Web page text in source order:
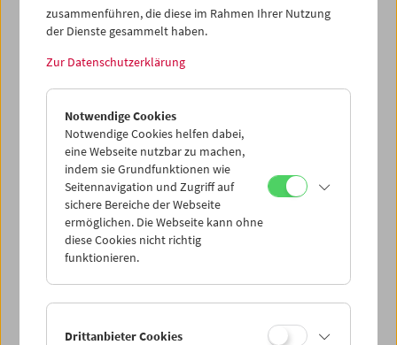
zusammenführen, die diese im Rahmen Ihrer Nutzung
der Dienste gesammelt haben.
Zur Datenschutzerklärung
Notwendige Cookies
Notwendige Cookies helfen dabei,
eine Webseite nutzbar zu machen,
indem sie Grundfunktionen wie
Seitennavigation und Zugriff auf
sichere Bereiche der Webseite
ermöglichen. Die Webseite kann ohne
diese Cookies nicht richtig
funktionieren.
Drittanbieter Cookies